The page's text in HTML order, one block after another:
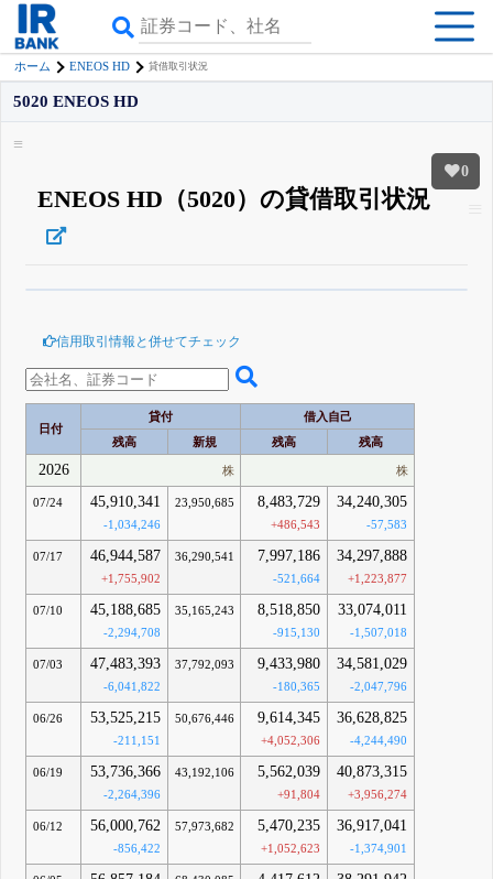
ホーム ENEOS HD 貸借取引状況
0
5020 ENEOS HD
ENEOS HD（5020）の貸借取引状況
登録すると永久30%OFFと米株版の先行利用も付きます
信用取引情報と併せてチェック
日付
貸付
借入自己
残高
新規 残高 残高
2026 株 株
07/24 45,910,341
-1,034,246
23,950,685 8,483,729
+486,543
34,240,305
-57,583
07/17 46,944,587
+1,755,902
36,290,541 7,997,186
-521,664
34,297,888
+1,223,877
07/10 45,188,685
-2,294,708
35,165,243 8,518,850
-915,130
33,074,011
-1,507,018
07/03 47,483,393
-6,041,822
37,792,093 9,433,980
-180,365
34,581,029
-2,047,796
06/26 53,525,215
-211,151
50,676,446 9,614,345
+4,052,306
36,628,825
-4,244,490
06/19 53,736,366
-2,264,396
43,192,106 5,562,039
+91,804
40,873,315
+3,956,274
06/12 56,000,762
-856,422
57,973,682 5,470,235
+1,052,623
36,917,041
-1,374,901